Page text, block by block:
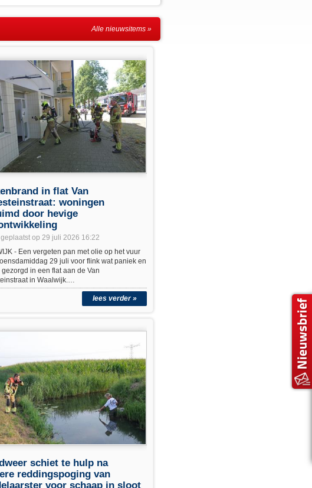
Alle nieuwsitems »
in flat Van
woningen
door hevige
op 29 juli 2026 16:22
- Een vergeten pan met olie op het vuur
29 juli voor flink wat paniek en
in een flat aan de Van
in Waalwijk.…
lees verder »
schiet te hulp na
reddingspoging van
voor schaap in sloot